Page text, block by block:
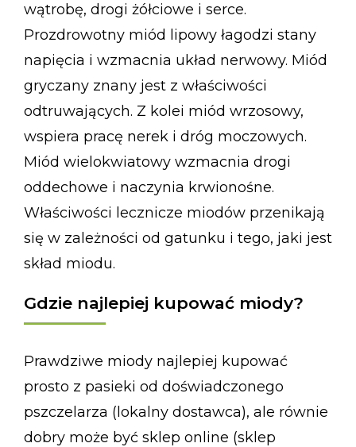
wątrobę, drogi żółciowe i serce.
Prozdrowotny miód lipowy łagodzi stany
napięcia i wzmacnia układ nerwowy. Miód
gryczany znany jest z właściwości
odtruwających. Z kolei miód wrzosowy,
wspiera pracę nerek i dróg moczowych.
Miód wielokwiatowy wzmacnia drogi
oddechowe i naczynia krwionośne.
Właściwości lecznicze miodów przenikają
się w zależności od gatunku i tego, jaki jest
skład miodu.
Gdzie najlepiej kupować miody?
Prawdziwe miody najlepiej kupować
prosto z pasieki od doświadczonego
pszczelarza (lokalny dostawca), ale równie
dobry może być sklep online (sklep